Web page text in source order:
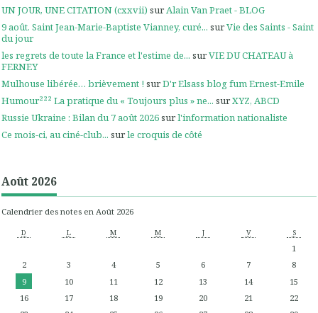
UN JOUR, UNE CITATION (cxxvii) surAlain Van Praet - BLOG
9 août. Saint Jean-Marie-Baptiste Vianney, curé... surVie des Saints - Saint
du jour
les regrets de toute la France et l'estime de... surVIE DU CHATEAU à
FERNEY
Mulhouse libérée… brièvement ! surD'r Elsass blog fum Ernest-Emile
Humour²²² La pratique du « Toujours plus » ne... surXYZ, ABCD
Russie Ukraine : Bilan du 7 août 2026surl'information nationaliste
Ce mois-ci, au ciné-club... surle croquis de côté
Août 2026
Calendrier des notes en Août 2026
D L M M J V S
1
2
3 4 5 6 7
8
9
10 11 12 13 14
15
16
17 18 19 20 21
22